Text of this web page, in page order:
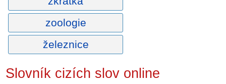
zoologie
železnice
Slovník cizích slov online